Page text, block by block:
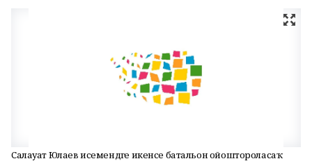
Салауат Юлаев исемендәге икенсе батальон ойоштороласаҡ